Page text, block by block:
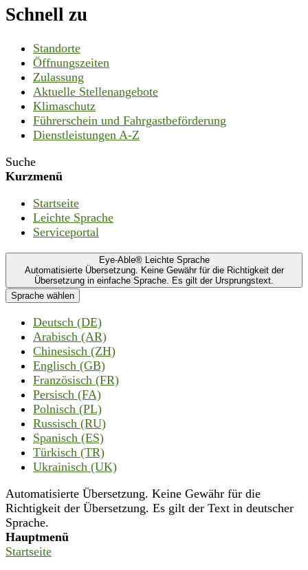
Schnell zu
Standorte
Öffnungszeiten
Zulassung
Aktuelle Stellenangebote
Klimaschutz
Führerschein und Fahrgastbeförderung
Dienstleistungen A-Z
Suche
Kurzmenü
Startseite
Leichte Sprache
Serviceportal
Eye-Able® Leichte Sprache
Automatisierte Übersetzung. Keine Gewähr für die Richtigkeit der
Übersetzung in einfache Sprache. Es gilt der Ursprungstext.
Sprache wählen
Deutsch (DE)
Arabisch (AR)
Chinesisch (ZH)
Englisch (GB)
Französisch (FR)
Persisch (FA)
Polnisch (PL)
Russisch (RU)
Spanisch (ES)
Türkisch (TR)
Ukrainisch (UK)
Automatisierte Übersetzung. Keine Gewähr für die
Richtigkeit der Übersetzung. Es gilt der Text in deutscher
Sprache.
Hauptmenü
Startseite